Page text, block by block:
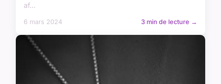
af...
6 mars 2024 3 min de lecture →